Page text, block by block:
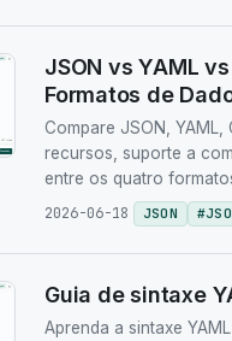
JSON vs YAML
Formatos de
Compare JSON,
recursos, suporte a
entre os quatro
2026-06-18
JSON #
Guia de sintaxe
Aprenda a sintaxe